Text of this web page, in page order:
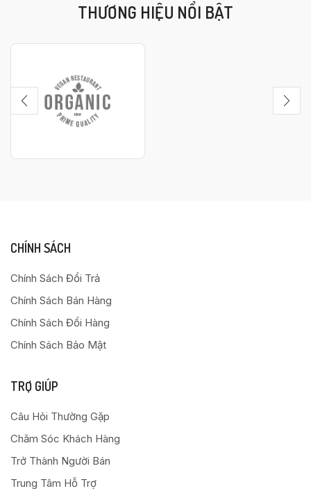
THƯƠNG HIỆU NỔI BẬT
CHÍNH SÁCH
Chính Sách Đổi Trả
Chính Sách Bán Hàng
Chính Sách Đổi Hàng
Chính Sách Bảo Mật
TRỢ GIÚP
Câu Hỏi Thường Gặp
Chăm Sóc Khách Hàng
Trở Thành Người Bán
Trung Tâm Hỗ Trợ